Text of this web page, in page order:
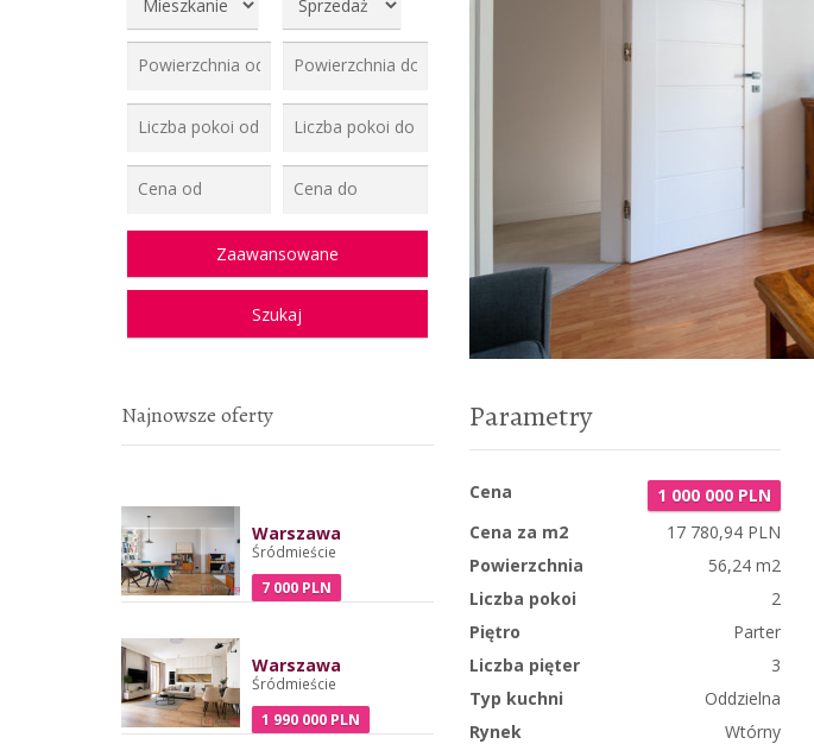
Najnowsze oferty
Warszawa
Śródmieście
7 000 PLN
Warszawa
Śródmieście
1 990 000 PLN
Parametry
Cena
1 000 000 PLN
Cena za m2
17 780,94 PLN
Powierzchnia
56,24 m2
Liczba pokoi
2
Piętro
Parter
Liczba pięter
3
Typ kuchni
Oddzielna
Rynek
Wtórny